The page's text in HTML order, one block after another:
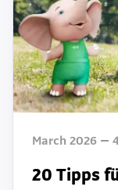
March 2026
20 Tipps